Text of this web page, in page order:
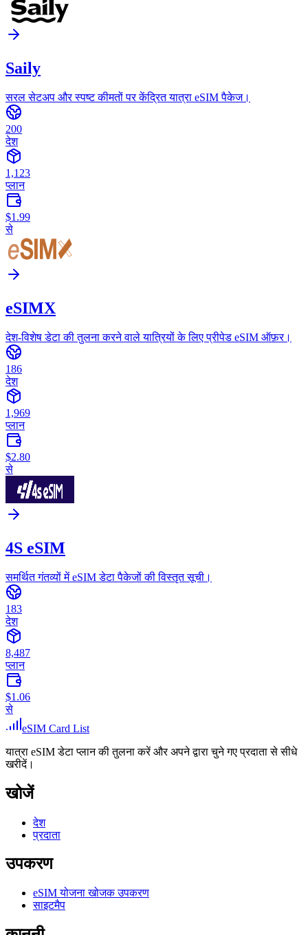
Saily
सरल सेटअप और स्पष्ट कीमतों पर केंद्रित यात्रा eSIM पैकेज।
200
देश
1,123
प्लान
$1.99
से
eSIMX
देश-विशेष डेटा की तुलना करने वाले यात्रियों के लिए प्रीपेड eSIM ऑफ़र।
186
देश
1,969
प्लान
$2.80
से
4S eSIM
समर्थित गंतव्यों में eSIM डेटा पैकेजों की विस्तृत सूची।
183
देश
8,487
प्लान
$1.06
से
eSIM Card List
यात्रा eSIM डेटा प्लान की तुलना करें और अपने द्वारा चुने गए प्रदाता से सीधे
खरीदें।
खोजें
देश
प्रदाता
उपकरण
eSIM योजना खोजक उपकरण
साइटमैप